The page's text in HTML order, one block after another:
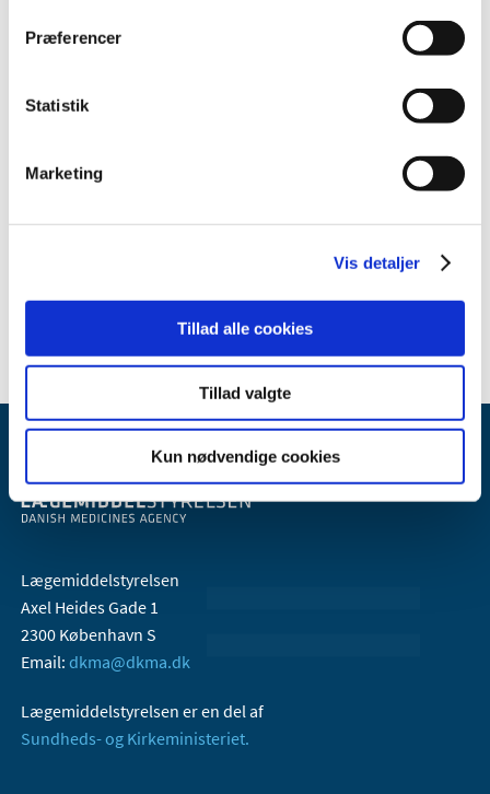
Præferencer
Statistik
Marketing
Vis detaljer
Tillad alle cookies
Tillad valgte
Kun nødvendige cookies
november (1)
september (2)
april (2)
2005 (2)
Lægemiddelstyrelsen
Axel Heides Gade 1
2300 København S
Email: dkma@dkma.dk
Lægemiddelstyrelsen er en del af
Sundheds- og Kirkeministeriet.